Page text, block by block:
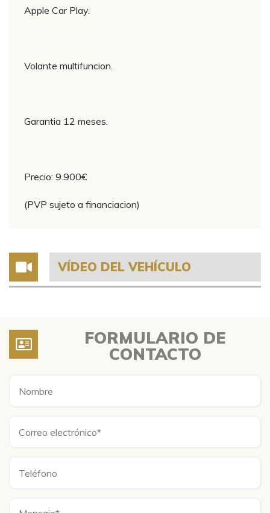
Apple Car Play.
Volante multifuncion.
Garantia 12 meses.
Precio: 9.900€
(PVP sujeto a financiacion)
VÍDEO DEL VEHÍCULO
FORMULARIO DE
CONTACTO